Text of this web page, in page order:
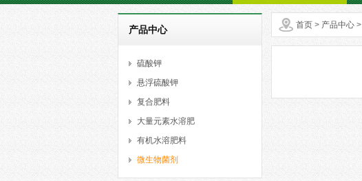
首页> 产品中心>
产品中心
硫酸钾
悬浮硫酸钾
复合肥料
大量元素水溶肥
有机水溶肥料
微生物菌剂